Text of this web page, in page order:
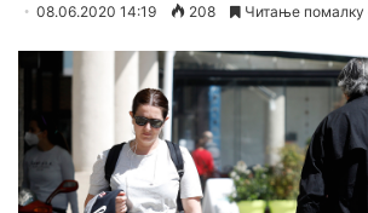
08.06.2020 14:19 208 Читање помалку